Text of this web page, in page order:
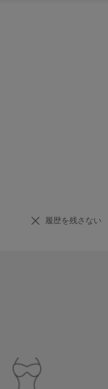
履歴を残さない